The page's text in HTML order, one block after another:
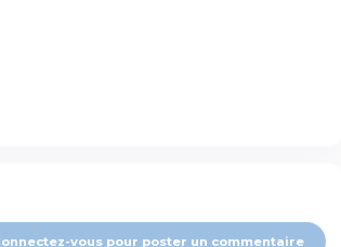
vous pour poster un commentaire